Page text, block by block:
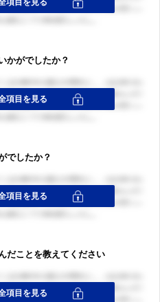
かがでしたか？
でしたか？
だことを教えてください
録
会員登録